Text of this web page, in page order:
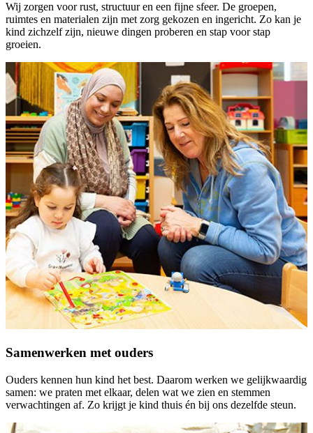
Wij zorgen voor rust, structuur en een fijne sfeer. De groepen,
ruimtes en materialen zijn met zorg gekozen en ingericht. Zo kan je
kind zichzelf zijn, nieuwe dingen proberen en stap voor stap
groeien.
Samenwerken met ouders
Ouders kennen hun kind het best. Daarom werken we gelijkwaardig
samen: we praten met elkaar, delen wat we zien en stemmen
verwachtingen af. Zo krijgt je kind thuis én bij ons dezelfde steun.